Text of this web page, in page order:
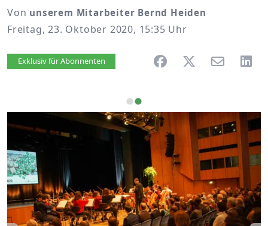
Von unserem Mitarbeiter Bernd Heiden
Freitag, 23. Oktober 2020, 15:35 Uhr
Artikel vorlesen
Exklusiv für Abonnenten